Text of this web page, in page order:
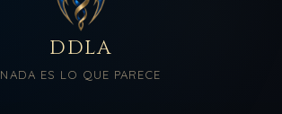
DDLA
NADA ES LO QUE PARECE